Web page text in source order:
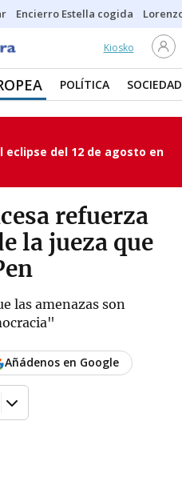
Encierro Estella cogida
Kiosko
POLÍTICA SOCIEDAD
eclipse del 12 de agosto en
refuerza
la jueza que
las amenazas son
Añádenos en Google